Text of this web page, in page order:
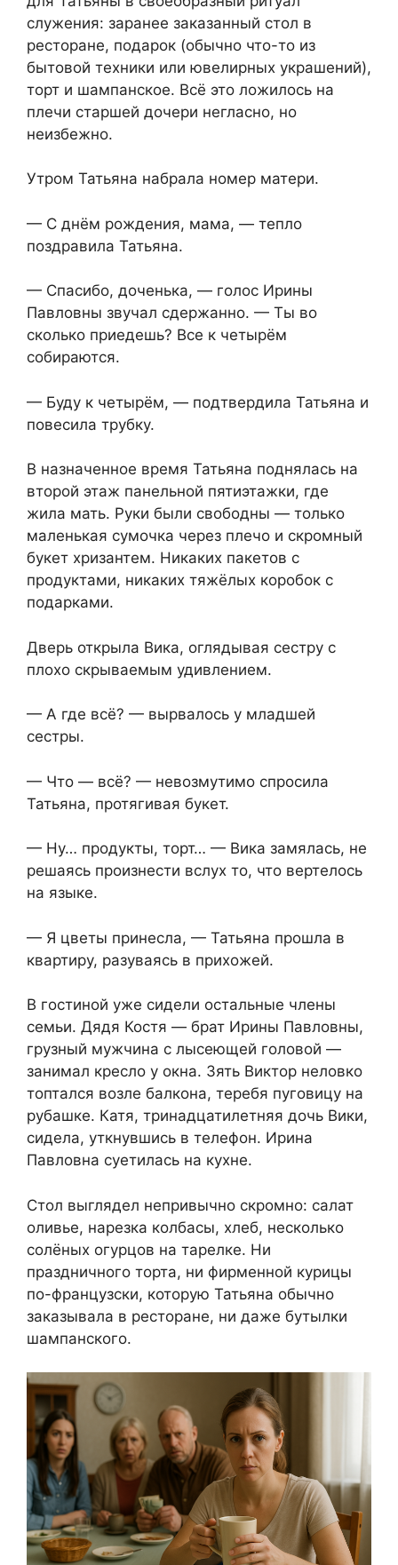
служения: заранее заказанный стол в
ресторане, подарок (обычно что-то из
бытовой техники или ювелирных украшений),
торт и шампанское. Всё это ложилось на
плечи старшей дочери негласно, но
неизбежно.
Утром Татьяна набрала номер матери.
— С днём рождения, мама, — тепло
поздравила Татьяна.
— Спасибо, доченька, — голос Ирины
Павловны звучал сдержанно. — Ты во
сколько приедешь? Все к четырём
собираются.
— Буду к четырём, — подтвердила Татьяна и
повесила трубку.
В назначенное время Татьяна поднялась на
второй этаж панельной пятиэтажки, где
жила мать. Руки были свободны — только
маленькая сумочка через плечо и скромный
букет хризантем. Никаких пакетов с
продуктами, никаких тяжёлых коробок с
подарками.
Дверь открыла Вика, оглядывая сестру с
плохо скрываемым удивлением.
— А где всё? — вырвалось у младшей
сестры.
— Что — всё? — невозмутимо спросила
Татьяна, протягивая букет.
— Ну… продукты, торт… — Вика замялась, не
решаясь произнести вслух то, что вертелось
на языке.
— Я цветы принесла, — Татьяна прошла в
квартиру, разуваясь в прихожей.
В гостиной уже сидели остальные члены
семьи. Дядя Костя — брат Ирины Павловны,
грузный мужчина с лысеющей головой —
занимал кресло у окна. Зять Виктор неловко
топтался возле балкона, теребя пуговицу на
рубашке. Катя, тринадцатилетняя дочь Вики,
сидела, уткнувшись в телефон. Ирина
Павловна суетилась на кухне.
Стол выглядел непривычно скромно: салат
оливье, нарезка колбасы, хлеб, несколько
солёных огурцов на тарелке. Ни
праздничного торта, ни фирменной курицы
по-французски, которую Татьяна обычно
заказывала в ресторане, ни даже бутылки
шампанского.